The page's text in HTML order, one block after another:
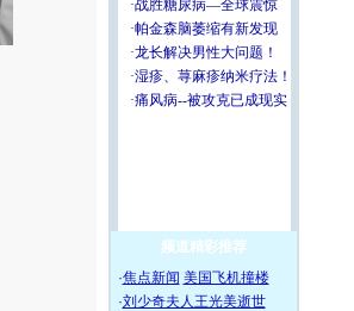
频道精彩推荐
·焦点新闻 美国飞机撞楼
·刘少奇夫人王光美逝世